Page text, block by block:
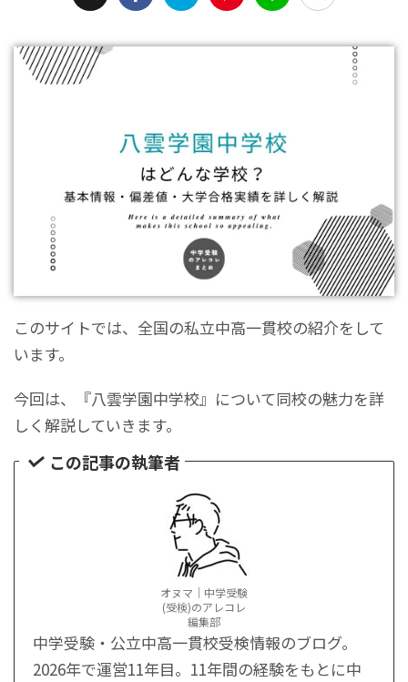
このサイトでは、全国の私立中高一貫校の紹介をして
います。
今回は、『八雲学園中学校』について同校の魅力を詳
しく解説していきます。
この記事の執筆者
オヌマ｜中学受験
(受検)のアレコレ
編集部
中学受験・公立中高一貫校受検情報のブログ。
2026年で運営11年目。11年間の経験をもとに中